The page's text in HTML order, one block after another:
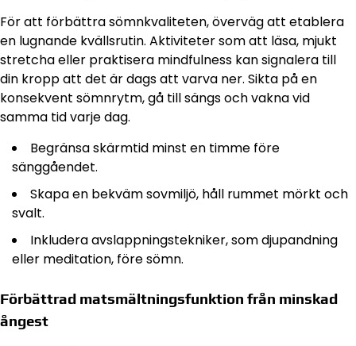
För att förbättra sömnkvaliteten, överväg att etablera
en lugnande kvällsrutin. Aktiviteter som att läsa, mjukt
stretcha eller praktisera mindfulness kan signalera till
din kropp att det är dags att varva ner. Sikta på en
konsekvent sömnrytm, gå till sängs och vakna vid
samma tid varje dag.
Begränsa skärmtid minst en timme före
sänggåendet.
Skapa en bekväm sovmiljö, håll rummet mörkt och
svalt.
Inkludera avslappningstekniker, som djupandning
eller meditation, före sömn.
Förbättrad matsmältningsfunktion från minskad
ångest